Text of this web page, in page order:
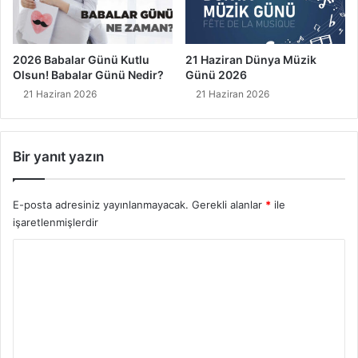
2026 Babalar Günü Kutlu
Olsun! Babalar Günü Nedir?
21 Haziran 2026
21 Haziran Dünya Müzik
Günü 2026
21 Haziran 2026
Bir yanıt yazın
E-posta adresiniz yayınlanmayacak. Gerekli alanlar * ile
işaretlenmişlerdir